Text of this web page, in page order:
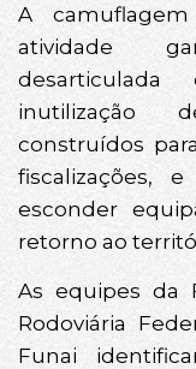
A
atividade
inutilização
construídos
fiscalizações,
esconder
retorno ao
As equipes da
Rodoviária
Funai